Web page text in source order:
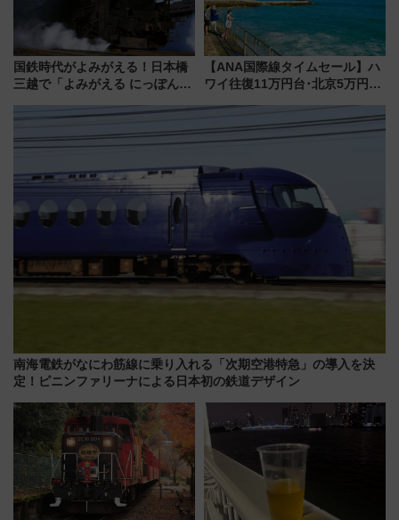
国鉄時代がよみがえる！日本橋
三越で「よみがえる にっぽんの
敬の名作写真も、駅弁フェスも
同時開催！
【ANA国際線タイムセール】ハ
ワイ往復11万円台･北京5万円台
来春のGW旅行まで狙える激ア
ツ路線まとめ（8/10まで）
南海電鉄がなにわ筋線に乗り入れる「次期空港特急」の導入を決
定！ピニンファリーナによる日本初の鉄道デザイン